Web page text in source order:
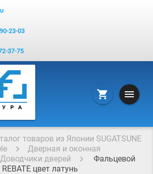
23-03
37-75
shopping_cart menu
товаров из Японии SUGATSUNE
Дверная и оконная
Доводчики дверей
Фальцевой
цвет латунь